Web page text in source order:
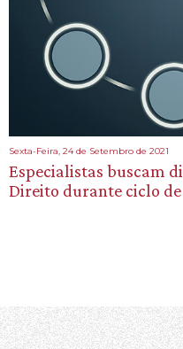
Sexta-Feira, 24 de Setembro de 2021
Especialistas buscam
Direito durante ciclo de